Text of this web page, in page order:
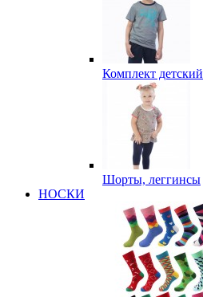
Комплект детский
Шорты, леггинсы
НОСКИ